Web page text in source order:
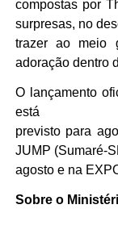
compostas por
surpresas, no
trazer ao meio
adoração dentro
O lançamento
está
previsto para
JUMP (Sumaré-
agosto e na
Sobre o